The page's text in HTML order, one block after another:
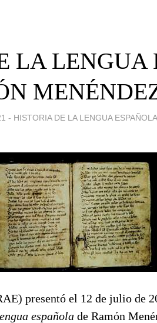
LA LENGUA
- HISTORIA DE LA LENGUA
presentó el 12 de julio de
española de Ramón